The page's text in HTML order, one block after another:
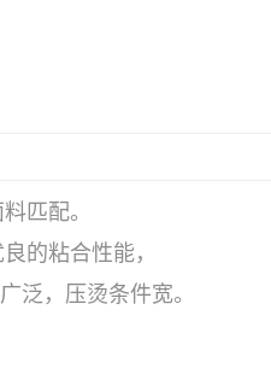
匹配。
的粘合性能，
，压烫条件宽。